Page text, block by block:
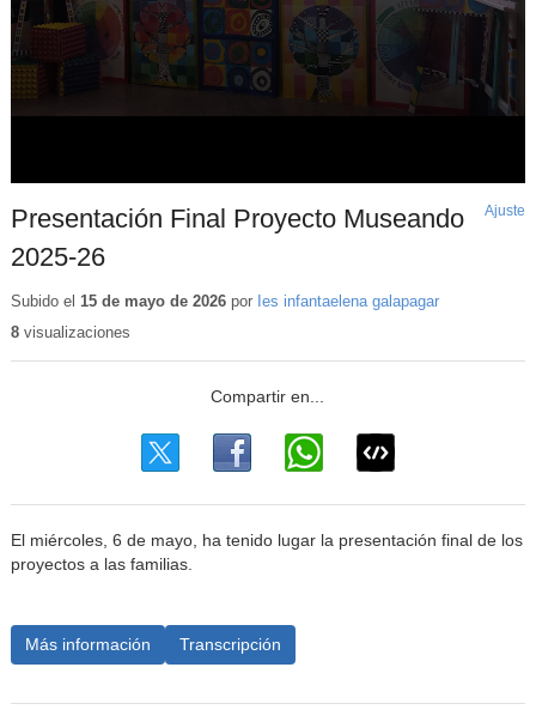
Presentación Final Proyecto Museando
2025-26
Ajuste
Subido el 15 de mayo de 2026por Ies infantaelena galapagar
8visualizaciones
El miércoles, 6 de mayo, ha tenido lugar la presentación final de los
proyectos a las familias.
Más información Transcripción